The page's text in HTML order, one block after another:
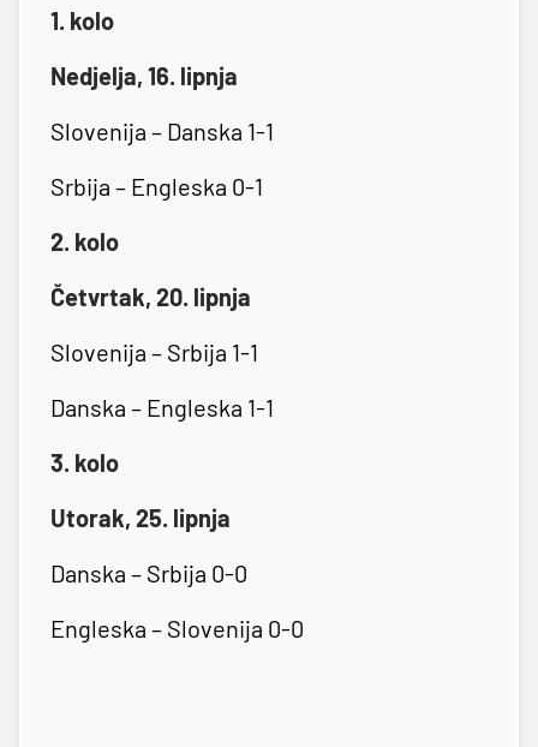
1. kolo
Nedjelja, 16. lipnja
Slovenija – Danska 1-1
Srbija – Engleska 0-1
2. kolo
Četvrtak, 20. lipnja
Slovenija – Srbija 1-1
Danska – Engleska 1-1
3. kolo
Utorak, 25. lipnja
Danska – Srbija 0-0
Engleska – Slovenija 0-0